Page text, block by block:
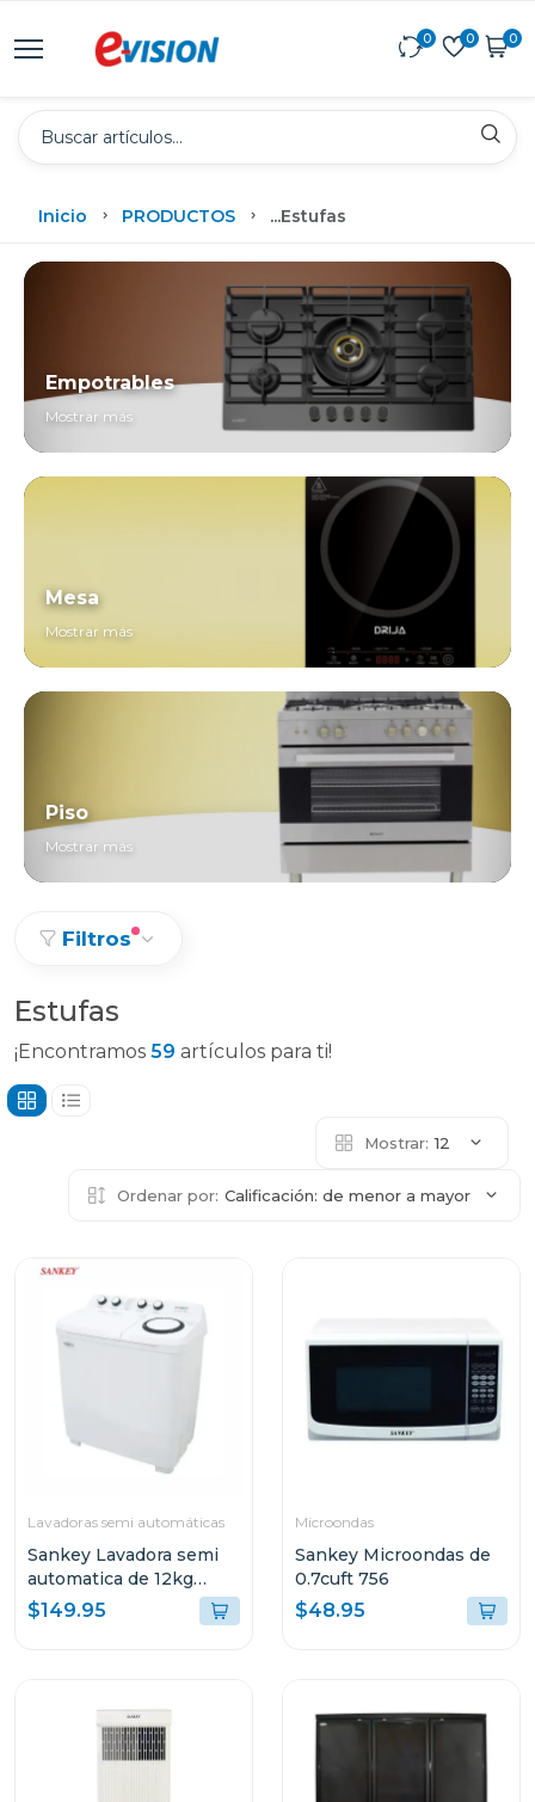
0 0 0
Inicio PRODUCTOS ...Estufas
Empotrables
Mostrar más
Mesa
Mostrar más
Piso
Mostrar más
Filtros
Estufas
¡Encontramos 59 artículos para ti!
Mostrar: 12
Ordenar por: Calificación: de menor a mayor
Lavadoras semi automáticas
Sankey Lavadora semi
automatica de 12kg
blanca wm1216
$149.95
Microondas
Sankey Microondas de
0.7cuft 756
$48.95